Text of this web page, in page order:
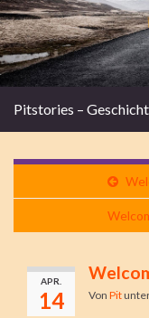
Pitstories –
APR.
14 Von Pit